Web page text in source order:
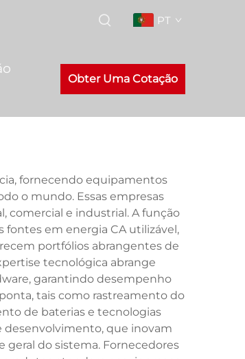
PT
Obter Uma Cotação
fornecendo equipamentos
o mundo. Essas empresas
comercial e industrial. A função
fontes em energia CA utilizável,
portfólios abrangentes de
tecnológica abrange
garantindo desempenho
tais como rastreamento do
de baterias e tecnologias
que inovam
do sistema. Fornecedores